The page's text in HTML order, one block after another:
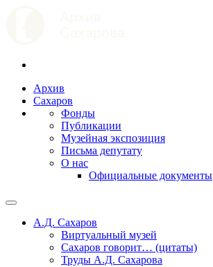
Архив
Сахаров
Фонды
Публикации
Музейная экспозиция
Письма депутату
О нас
Официальные документы
А.Д. Сахаров
Виртуальный музей
Сахаров говорит… (цитаты)
Труды А.Д. Сахарова